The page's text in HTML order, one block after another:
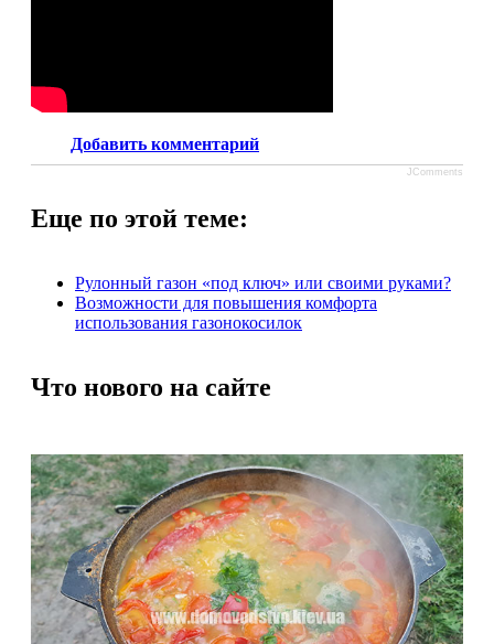
Добавить комментарий
JComments
Еще по этой теме:
Рулонный газон «под ключ» или своими руками?
Возможности для повышения комфорта
использования газонокосилок
Что нового на сайте